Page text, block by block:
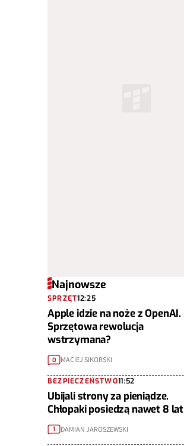
Najnowsze
SPRZĘT12:25
Apple idzie na noże z OpenAI.
Sprzętowa rewolucja
wstrzymana?
0 MACIEJ SIKORSKI
BEZPIECZEŃSTWO11:52
Ubijali strony za pieniądze.
Chłopaki posiedzą nawet 8 lat
1 DAMIAN JAROSZEWSKI